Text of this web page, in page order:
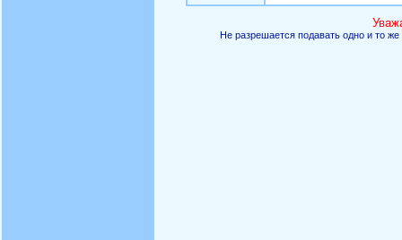
Не разрешается подавать одно и то